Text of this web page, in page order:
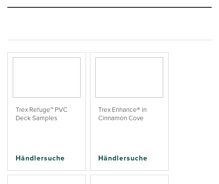
Trex Refuge™ PVC
Deck Samples
Händlersuche
Trex Enhance® in
Cinnamon Cove
Händlersuche